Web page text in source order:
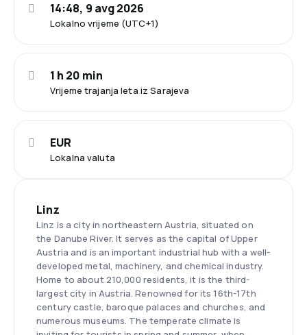
Lokalno vrijeme (UTC+1)
14:48, 9 avg 2026
Vrijeme trajanja leta iz Sarajeva
1 h 20 min
Lokalna valuta
EUR
Linz
Linz is a city in northeastern Austria, situated on
the Danube River. It serves as the capital of Upper
Austria and is an important industrial hub with a well-
developed metal, machinery, and chemical industry.
Home to about 210,000 residents, it is the third-
largest city in Austria. Renowned for its 16th-17th
century castle, baroque palaces and churches, and
numerous museums. The temperate climate is